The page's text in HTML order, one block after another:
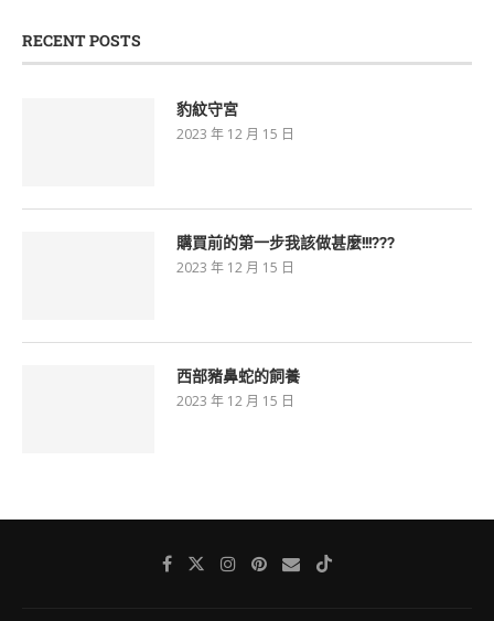
RECENT POSTS
豹紋守宮
2023 年 12 月 15 日
購買前的第一步我該做甚麼!!!???
2023 年 12 月 15 日
西部豬鼻蛇的飼養
2023 年 12 月 15 日